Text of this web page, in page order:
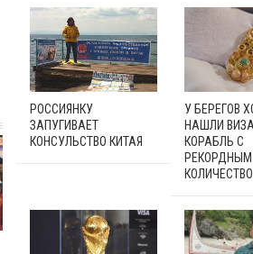
РОССИЯНКУ
ЗАПУГИВАЕТ
КОНСУЛЬСТВО КИТАЯ
У БЕРЕГОВ
НАШЛИ
КОРАБЛЬ С
РЕКОРДНЫМ